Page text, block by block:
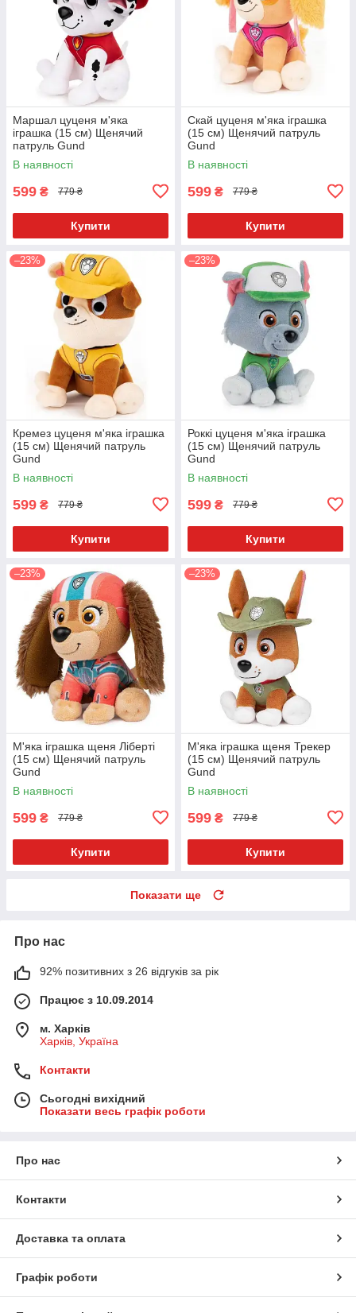
Маршал цуценя м'яка
іграшка (15 см) Щенячий
патруль Gund
В наявності
599 ₴ 779 ₴
Купити
Скай цуценя м'яка іграшка
(15 см) Щенячий патруль
Gund
В наявності
599 ₴ 779 ₴
Купити
–23%
Кремез цуценя м'яка іграшка
(15 см) Щенячий патруль
Gund
В наявності
599 ₴ 779 ₴
Купити
–23%
Роккі цуценя м'яка іграшка
(15 см) Щенячий патруль
Gund
В наявності
599 ₴ 779 ₴
Купити
–23%
М'яка іграшка щеня Ліберті
(15 см) Щенячий патруль
Gund
В наявності
599 ₴ 779 ₴
Купити
–23%
М'яка іграшка щеня Трекер
(15 см) Щенячий патруль
Gund
В наявності
599 ₴ 779 ₴
Купити
Показати ще
Про нас
92% позитивних з 26 відгуків за рік
Працює з 10.09.2014
м. Харків
Харків, Україна
Контакти
Сьогодні вихідний
Показати весь графік роботи
Про нас
Контакти
Доставка та оплата
Графік роботи